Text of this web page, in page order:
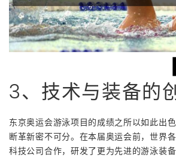
3、技术与装备的
东京奥运会游泳项目的成绩之所以如此出
断革新密不可分。在本届奥运会前，世界
科技公司合作，研发了更为先进的游泳装